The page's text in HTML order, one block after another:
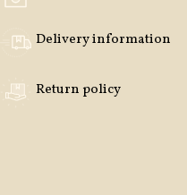
Delivery information
Return policy